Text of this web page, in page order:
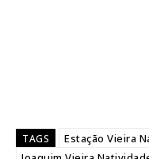
TAGS
Estação Vieira